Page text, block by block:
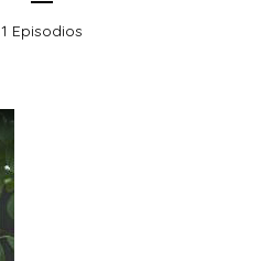
1 Episodios